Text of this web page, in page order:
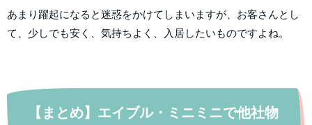
あまり躍起になると迷惑をかけてしまいますが、お客さんとし
て、少しでも安く、気持ちよく、入居したいものですよね。
【まとめ】エイブル・ミニミニで他社物